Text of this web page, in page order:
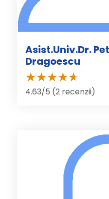
Asist.Univ.Dr.
Dragoescu
4.63/5 (2 recenzii)